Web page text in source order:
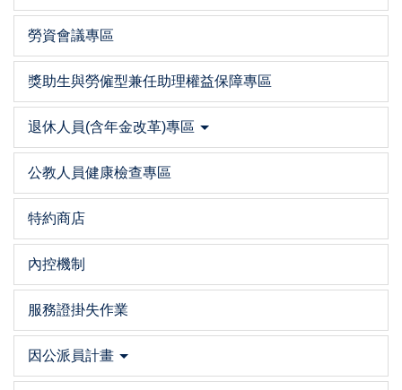
勞資會議專區
獎助生與勞僱型兼任助理權益保障專區
退休人員(含年金改革)專區
公教人員健康檢查專區
特約商店
內控機制
服務證掛失作業
因公派員計畫